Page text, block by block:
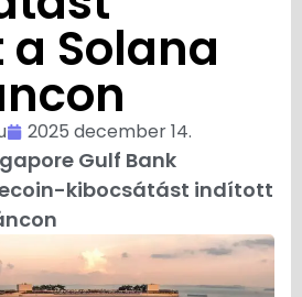
Solana
2025 december 14.
Gulf Bank
kibocsátást indított